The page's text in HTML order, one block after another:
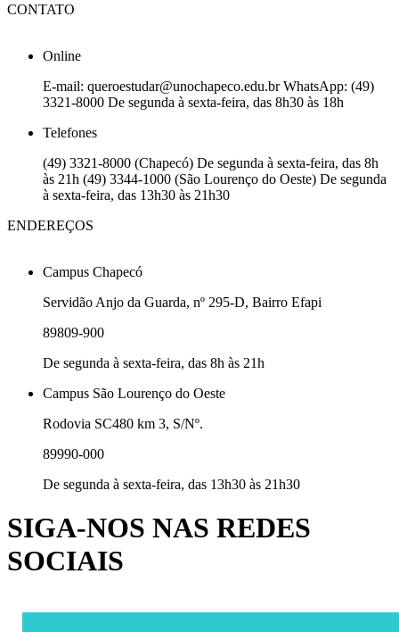
CONTATO
Online
E-mail: queroestudar@unochapeco.edu.br WhatsApp: (49)
3321-8000 De segunda à sexta-feira, das 8h30 às 18h
Telefones
(49) 3321-8000 (Chapecó) De segunda à sexta-feira, das 8h
às 21h (49) 3344-1000 (São Lourenço do Oeste) De segunda
à sexta-feira, das 13h30 às 21h30
ENDEREÇOS
Campus Chapecó
Servidão Anjo da Guarda, nº 295-D, Bairro Efapi
89809-900
De segunda à sexta-feira, das 8h às 21h
Campus São Lourenço do Oeste
Rodovia SC480 km 3, S/Nº.
89990-000
De segunda à sexta-feira, das 13h30 às 21h30
SIGA-NOS NAS REDES
SOCIAIS